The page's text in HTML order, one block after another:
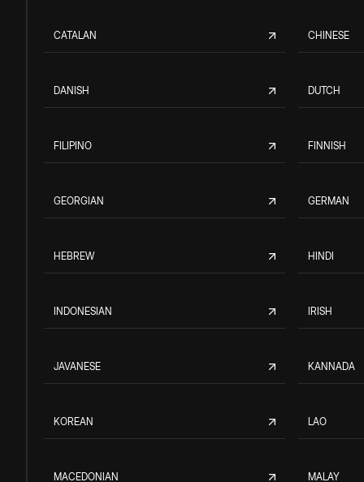
CATALAN CHINESE
DANISH DUTCH
FILIPINO FINNISH
GEORGIAN GERMAN
HEBREW HINDI
INDONESIAN IRISH
JAVANESE KANNADA
KOREAN LAO
MACEDONIAN MALAY